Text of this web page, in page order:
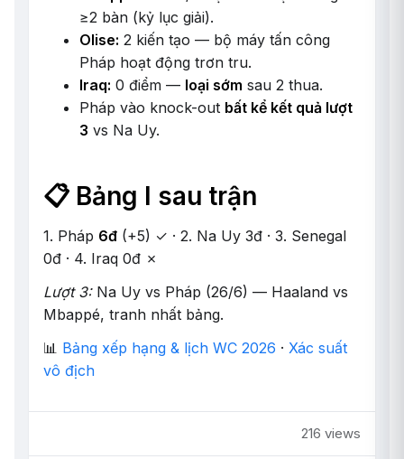
≥2 bàn (kỷ lục giải).
Olise: 2 kiến tạo — bộ máy tấn công
Pháp hoạt động trơn tru.
Iraq: 0 điểm — loại sớm sau 2 thua.
Pháp vào knock-out bất kể kết quả lượt
3 vs Na Uy.
📋 Bảng I sau trận
1. Pháp 6đ (+5) ✓ · 2. Na Uy 3đ · 3. Senegal
0đ · 4. Iraq 0đ ✗
Lượt 3:Na Uy vs Pháp (26/6) — Haaland vs
Mbappé, tranh nhất bảng.
📊 Bảng xếp hạng & lịch WC 2026 · Xác suất
vô địch
216 views